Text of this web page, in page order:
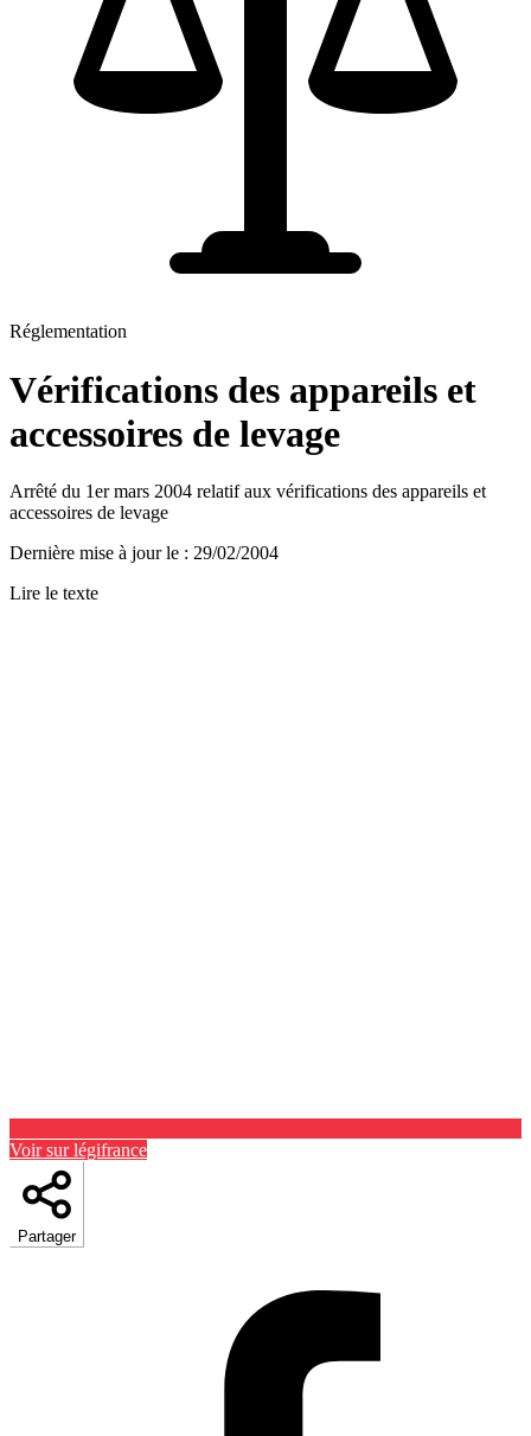
Réglementation
Vérifications des appareils et
accessoires de levage
Arrêté du 1er mars 2004 relatif aux vérifications des appareils et
accessoires de levage
Dernière mise à jour le : 29/02/2004
Lire le texte
Voir sur légifrance
Partager